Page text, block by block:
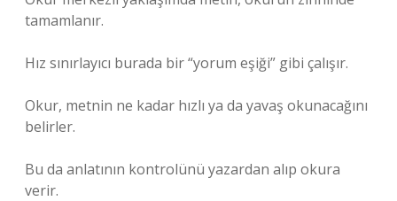
tamamlanır.
Hız sınırlayıcı burada bir “yorum eşiği” gibi çalışır.
Okur, metnin ne kadar hızlı ya da yavaş okunacağını
belirler.
Bu da anlatının kontrolünü yazardan alıp okura
verir.